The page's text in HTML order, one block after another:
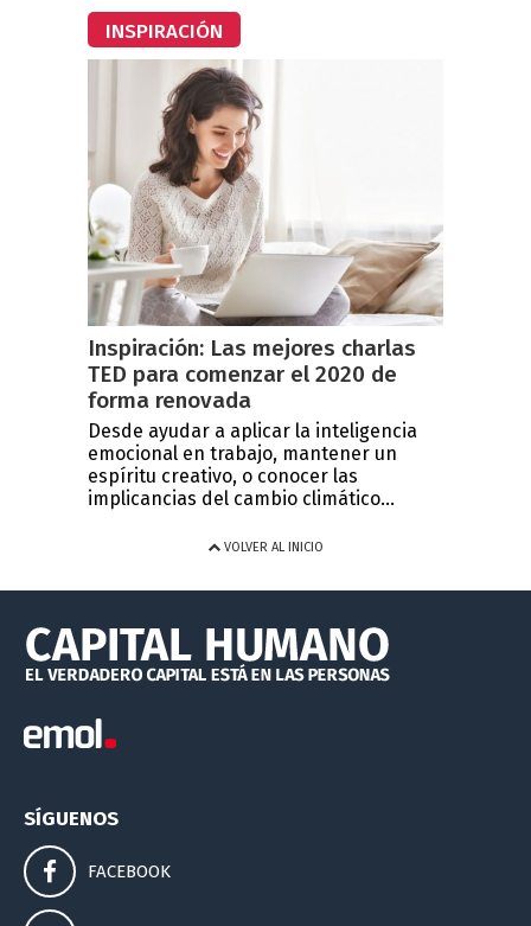
INSPIRACIÓN
Inspiración: Las mejores charlas
TED para comenzar el 2020 de
forma renovada
Desde ayudar a aplicar la inteligencia
emocional en trabajo, mantener un
espíritu creativo, o conocer las
implicancias del cambio climático...
VOLVER AL INICIO
SÍGUENOS
FACEBOOK